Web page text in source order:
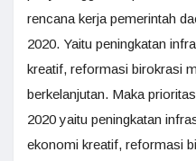
rencana kerja pemerintah
2020. Yaitu peningkatan
kreatif, reformasi birokrasi
berkelanjutan. Maka
2020 yaitu peningkatan
ekonomi kreatif, reformasi